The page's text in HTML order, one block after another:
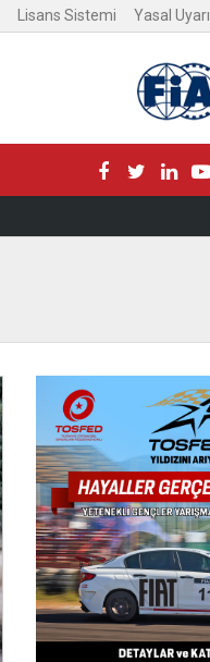
Lisans Sistemi Yasal Uyarı